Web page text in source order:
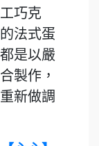
巧克
法式蛋
是以嚴
製作，
新做調